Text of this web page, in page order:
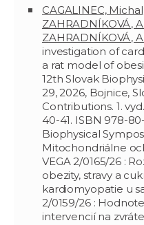
CAGALINEC, Michal
ZAHRADNÍKOVÁ,
ZAHRADNÍKOVÁ,
investigation of
a rat model of
12th Slovak
29, 2026, Bojnice,
Contributions. 1.
40-41. ISBN 978-
Biophysical
Mitochondriálne
VEGA 2/0165/26 :
obezity, stravy a
kardiomyopatie u
2/0159/26 :
intervencií na